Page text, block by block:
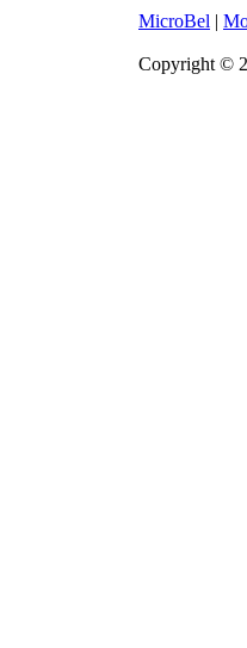
MicroBel |
Copyright ©